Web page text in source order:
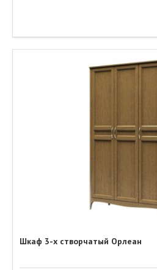
Шкаф 3-х створчатый Орлеан